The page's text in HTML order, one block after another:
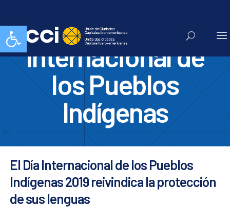
Abrir barra de herramientasDía
Internacional de
los Pueblos
Indígenas
El Día Internacional de los Pueblos
Indígenas 2019 reivindica la protección
de sus lenguas